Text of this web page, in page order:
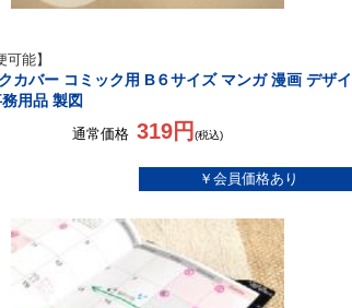
可能】
カバー コミック用 B６サイズ マンガ 漫画 デザイ
用品 製図
通常価格 319円 (税込)